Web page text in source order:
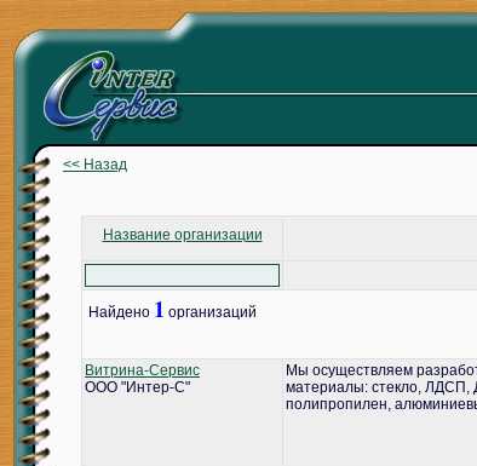
<< Назад
Название организации
Найдено 1 организаций
Витрина-Сервис
ООО "Интер-С"
Мы осуществляем
материалы: стекло, ЛДСП,
полипропилен,